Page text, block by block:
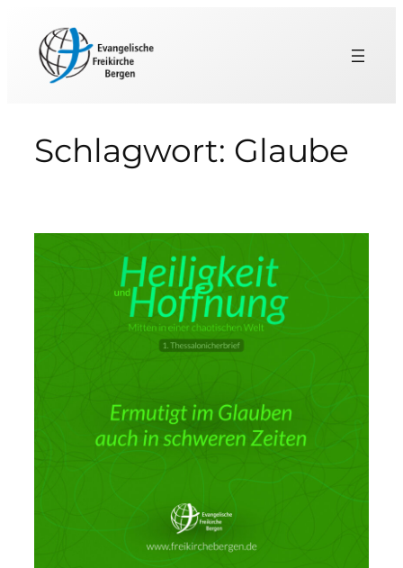
Inhalt
springen
Schlagwort: Glaube